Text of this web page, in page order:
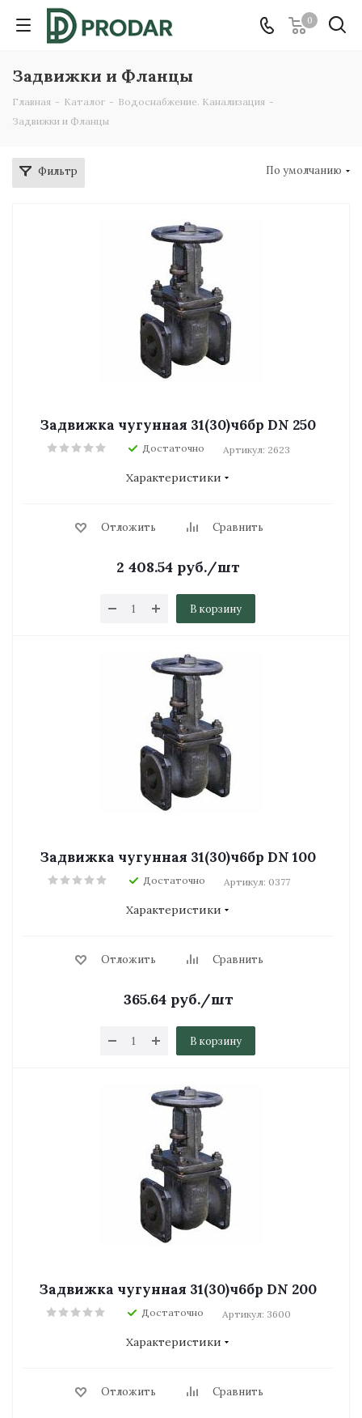
0
Задвижки и Фланцы
Главная - Каталог - Водоснабжение. Канализация -
Задвижки и Фланцы
Фильтр По умолчанию
Задвижка чугунная 31(30)ч6бр DN 250
Достаточно Артикул: 2623
Характеристики
Отложить Сравнить
2 408.54 руб./шт
В корзину
Задвижка чугунная 31(30)ч6бр DN 100
Достаточно Артикул: 0377
Характеристики
Отложить Сравнить
365.64руб./шт
В корзину
Задвижка чугунная 31(30)ч6бр DN 200
Достаточно Артикул: 3600
Характеристики
Отложить Сравнить